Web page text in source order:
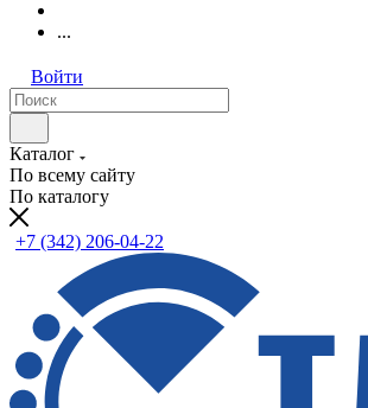
...
Войти
Каталог
По всему сайту
По каталогу
+7 (342) 206-04-22